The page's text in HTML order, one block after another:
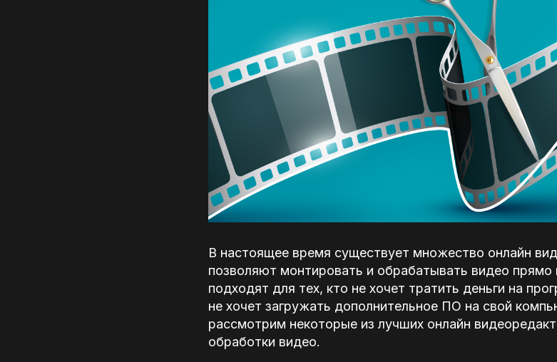
В настоящее время существует множество онлайн
позволяют монтировать и обрабатывать видео прямо
подходят для тех, кто не хочет тратить деньги на
не хочет загружать дополнительное ПО на свой
рассмотрим некоторые из лучших онлайн
обработки видео.